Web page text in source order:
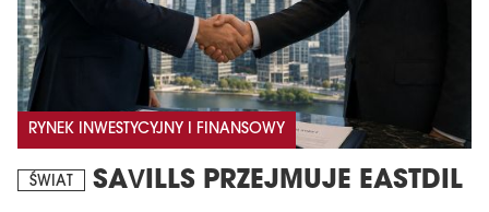
RYNEK INWESTYCYJNY I FINANSOWY
ŚWIAT SAVILLS PRZEJMUJE EASTDIL